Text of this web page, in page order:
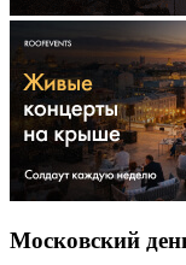
Московский